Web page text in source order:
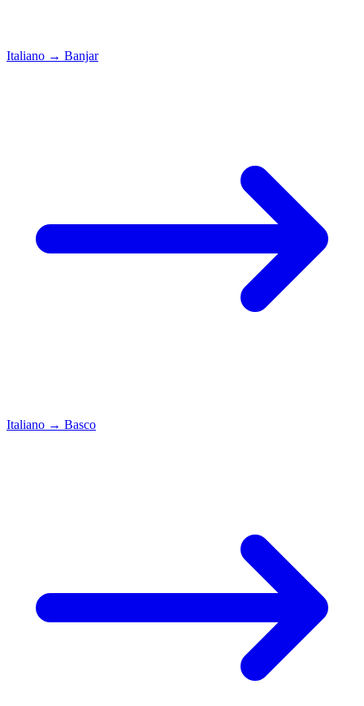
Italiano → Banjar
Italiano → Basco